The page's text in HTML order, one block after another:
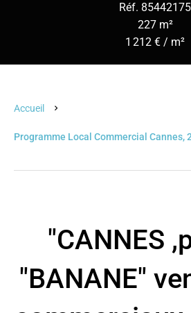
Réf. 85442175
227 m²
1 212 € / m²
Accueil
Programme Local Commercial Cannes,
"CANNES
"BANANE"